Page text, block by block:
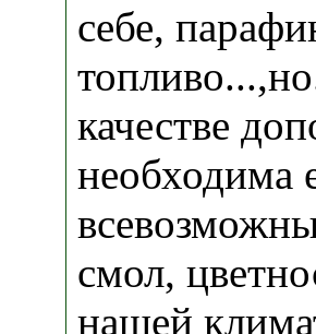
себе,
качестве
необходима
смол,
нашей